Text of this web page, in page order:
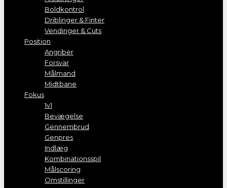
Boldkontrol
Driblinger & Finter
Vendinger & Cuts
Position
Angriber
Forsvar
Målmand
Midtbane
Fokus
1v1
Bevægelse
Gennembrud
Genpres
Indlæg
Kombinationsspil
Målscoring
Omstillinger